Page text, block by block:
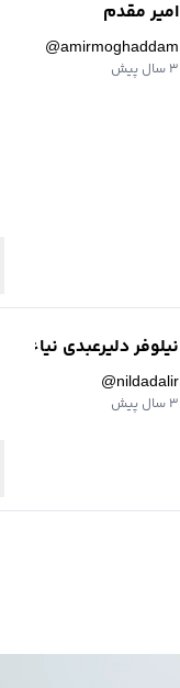
امیر مقدم
@amirmoghaddam
3 سال پیش
نیلوفر دلیرعبدی نیاء
@nildadalir
3 سال پیش